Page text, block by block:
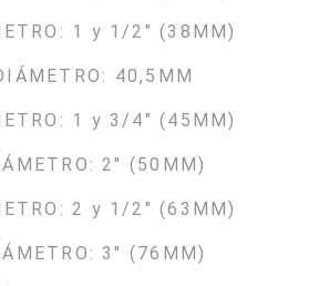
1 y 1/2" (38MM)
40,5MM
1 y 3/4" (45MM)
2" (50MM)
2 y 1/2" (63MM)
3" (76MM)